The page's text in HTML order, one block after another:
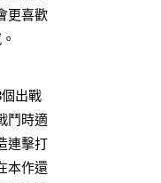
更喜歡
出戰
鬥時適
連擊打
本作還